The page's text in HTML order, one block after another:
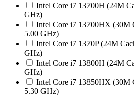
Intel Core i7 13700H (24M
GHz)
Intel Core i7 13700HX (30M
5.00 GHz)
Intel Core i7 1370P (24M
GHz)
Intel Core i7 13800H (24M
GHz)
Intel Core i7 13850HX (30M
5.30 GHz)